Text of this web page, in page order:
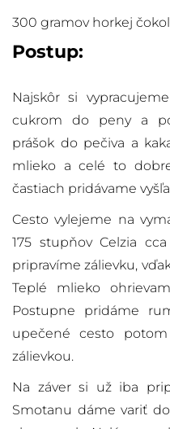
300 gramov horkej
Postup:
Najskôr si
cukrom do peny a
prášok do pečiva a
mlieko a celé to
častiach pridávame
Cesto vylejeme na
175 stupňov Celzia
pripravíme zálievku,
Teplé mlieko
Postupne pridáme
upečené cesto
zálievkou.
Na záver si už iba
Smotanu dáme variť